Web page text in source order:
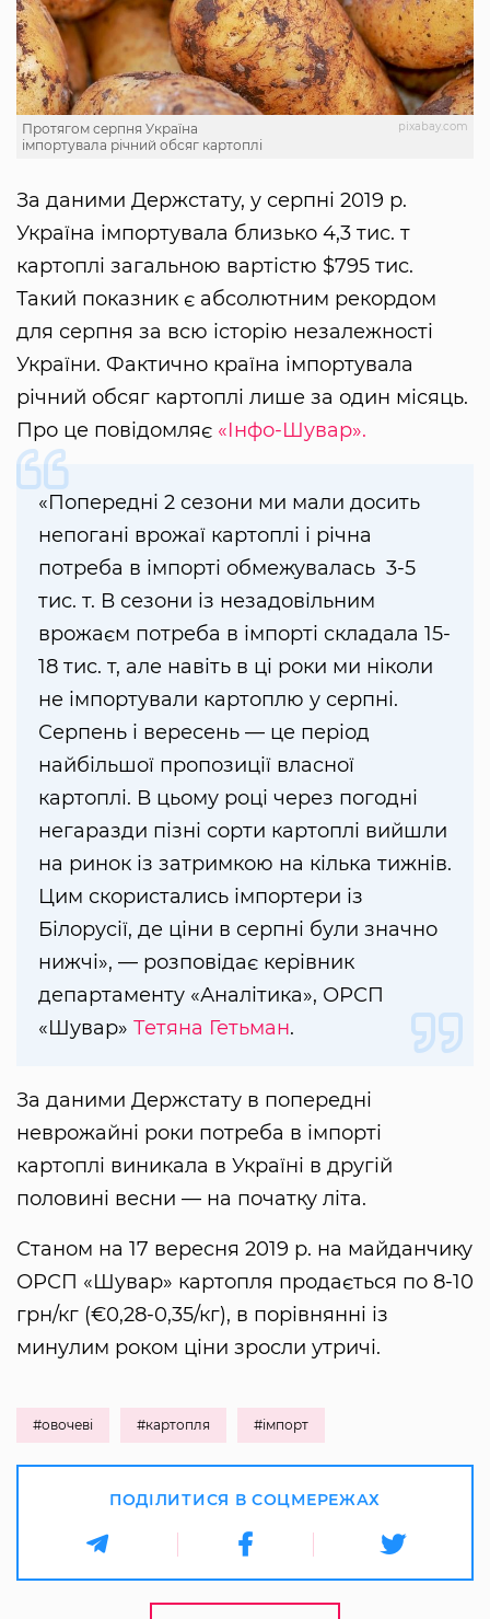
pixabay.com
Протягом серпня Україна
імпортувала річний обсяг картоплі
За даними Держстату, у серпні 2019 р.
Україна імпортувала близько 4,3 тис. т
картоплі загальною вартістю $795 тис.
Такий показник є абсолютним рекордом
для серпня за всю історію незалежності
України. Фактично країна імпортувала
річний обсяг картоплі лише за один місяць.
Про це повідомляє «Інфо-Шувар».
«Попередні 2 сезони ми мали досить
непогані врожаї картоплі і річна
потреба в імпорті обмежувалась 3-5
тис. т. В сезони із незадовільним
врожаєм потреба в імпорті складала 15-
18 тис. т, але навіть в ці роки ми ніколи
не імпортували картоплю у серпні.
Серпень і вересень — це період
найбільшої пропозиції власної
картоплі. В цьому році через погодні
негаразди пізні сорти картоплі вийшли
на ринок із затримкою на кілька тижнів.
Цим скористались імпортери із
Білорусії, де ціни в серпні були значно
нижчі», — розповідає керівник
департаменту «Аналітика», ОРСП
«Шувар» Тетяна Гетьман.
За даними Держстату в попередні
неврожайні роки потреба в імпорті
картоплі виникала в Україні в другій
половині весни — на початку літа.
Станом на 17 вересня 2019 р. на майданчику
ОРСП «Шувар» картопля продається по 8-10
грн/кг (€0,28-0,35/кг), в порівнянні із
минулим роком ціни зросли утричі.
#овочеві #картопля #імпорт
ПОДІЛИТИСЯ В СОЦМЕРЕЖАХ